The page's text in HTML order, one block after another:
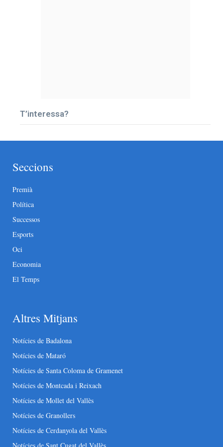
T’interessa?
Seccions
Premià
Política
Successos
Esports
Oci
Economia
El Temps
Altres Mitjans
Notícies de Badalona
Notícies de Mataró
Notícies de Santa Coloma de Gramenet
Notícies de Montcada i Reixach
Notícies de Mollet del Vallès
Notícies de Granollers
Notícies de Cerdanyola del Vallès